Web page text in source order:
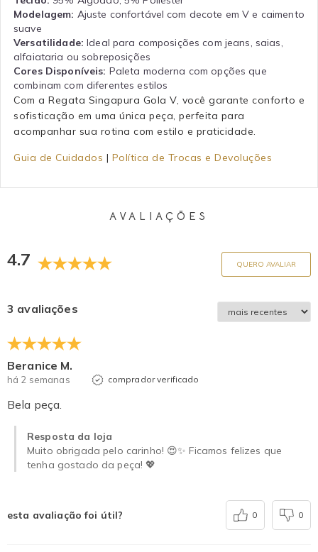
Modelagem: Ajuste confortável com decote em V e caimento
suave
Versatilidade: Ideal para composições com jeans, saias,
alfaiataria ou sobreposições
Cores Disponíveis: Paleta moderna com opções que
combinam com diferentes estilos
Com a Regata Singapura Gola V, você garante conforto e
sofisticação em uma única peça, perfeita para
acompanhar sua rotina com estilo e praticidade.
Guia de Cuidados | Política de Trocas e Devoluções
AVALIAÇÕES
4.7 QUERO AVALIAR
3 avaliações
Beranice M.
há 2 semanas comprador verificado
Bela peça.
Resposta da loja
Muito obrigada pelo carinho! 😍✨ Ficamos felizes que
tenha gostado da peça! 💖
esta avaliação foi útil? 0 0